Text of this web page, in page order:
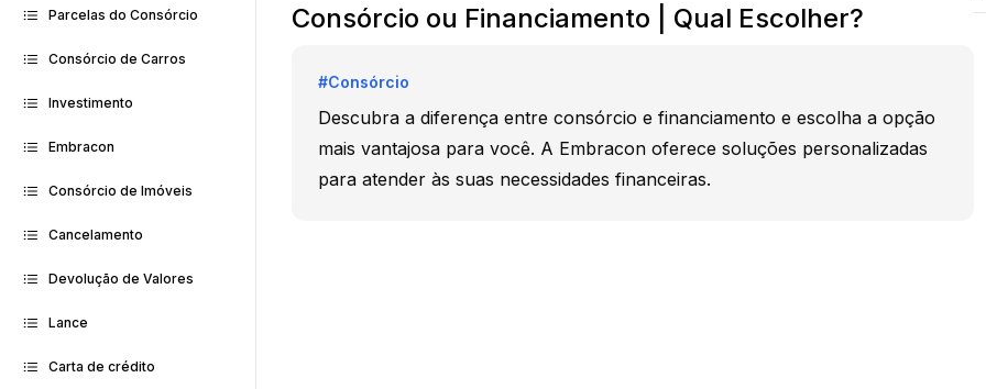
Parcelas do Consórcio
Consórcio de Carros
Investimento
Embracon
Consórcio de Imóveis
Cancelamento
Devolução de Valores
Lance
Carta de crédito
Consórcio ou Financiamento | Qual Escolher?
#Consórcio
Descubra a diferença entre consórcio e financiamento e escolha a opção
mais vantajosa para você. A Embracon oferece soluções personalizadas
para atender às suas necessidades financeiras.